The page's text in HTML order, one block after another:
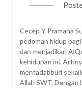
Cecep Y Pramana
pedoman hidup
dan menjadikan
kehidupan ini.
mentadabburi
Allah SWT. Dengan